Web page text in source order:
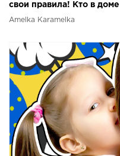
свои правила! Кто в
Amelka Karamelka